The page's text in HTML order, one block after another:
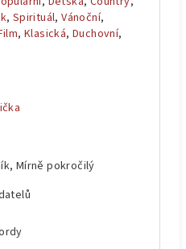
, Spirituál,Vánoční,
,Klasická,Duchovní,
Mírně pokročilý